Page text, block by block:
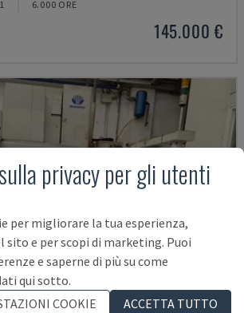
6.000 ORE
145.000 €
privacy per gli utenti
per migliorare la tua esperienza,
sito e per scopi di marketing. Puoi
e saperne di più su come
qui sotto.
COOKIE
ACCETTA TUTTO